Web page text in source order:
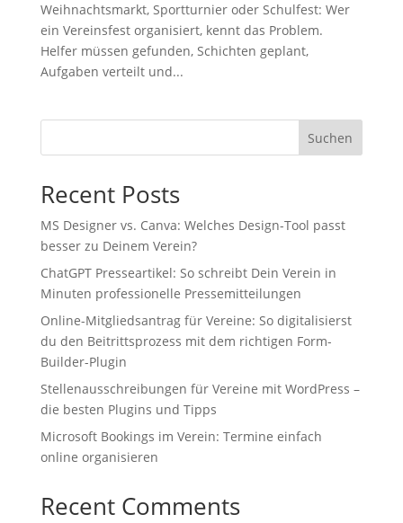
Weihnachtsmarkt, Sportturnier oder Schulfest: Wer
ein Vereinsfest organisiert, kennt das Problem.
Helfer müssen gefunden, Schichten geplant,
Aufgaben verteilt und...
Suchen
Recent Posts
MS Designer vs. Canva: Welches Design-Tool passt
besser zu Deinem Verein?
ChatGPT Presseartikel: So schreibt Dein Verein in
Minuten professionelle Pressemitteilungen
Online-Mitgliedsantrag für Vereine: So digitalisierst
du den Beitrittsprozess mit dem richtigen Form-
Builder-Plugin
Stellenausschreibungen für Vereine mit WordPress –
die besten Plugins und Tipps
Microsoft Bookings im Verein: Termine einfach
online organisieren
Recent Comments